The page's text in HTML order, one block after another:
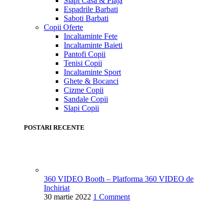
Espadrile Barbati
Saboti Barbati
Copii Oferte
Incaltaminte Fete
Incaltaminte Baieti
Pantofi Copii
Tenisi Copii
Incaltaminte Sport
Ghete & Bocanci
Cizme Copii
Sandale Copii
Slapi Copii
POSTARI RECENTE
360 VIDEO Booth – Platforma 360 VIDEO de
Inchiriat
30 martie 2022 1 Comment